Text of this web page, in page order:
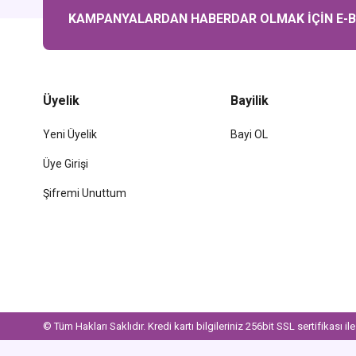
KAMPANYALARDAN HABERDAR OLMAK İÇİN E-
Üyelik
Yeni Üyelik
Üye Girişi
Şifremi Unuttum
Bayilik
Bayi OL
© Tüm Hakları Saklıdır. Kredi kartı bilgileriniz 256bit SSL sertifikası